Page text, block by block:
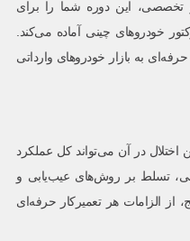
و تخصصی، این دوره شما را برای
خودروهای چینی آماده می‌کند.
به بازار خودروهای وارداتی
در آن می‌تواند کل عملکرد
تسلط بر روش‌های عیب‌یابی و
از الزامات هر تعمیرکار حرفه‌ای